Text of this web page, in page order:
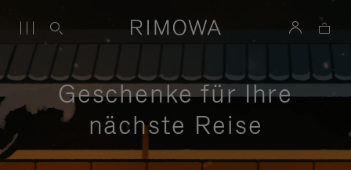
Geschenke für Ihre
nächste Reise